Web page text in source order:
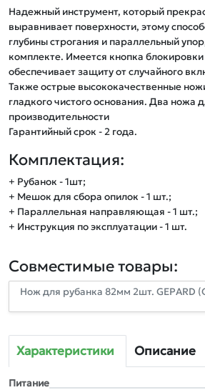
Надежный инструмент, который
выравнивает поверхности, этому
глубины строгания и параллельный
комплекте. Имеется кнопка
обеспечивает защиту от случайного
Также острые высококачественные
гладкого чистого основания. Два ножа
производительности
Комплектация:
+ Рубанок - 1шт;
+ Мешок для сбора опилок - 1 шт.;
+ Параллельная направляющая - 1 шт.;
+ Инструкция по эксплуатации - 1 шт.
Совместимые товары:
Нож для рубанка 82мм 2шт. GEPARD
Характеристики Описание
Питание